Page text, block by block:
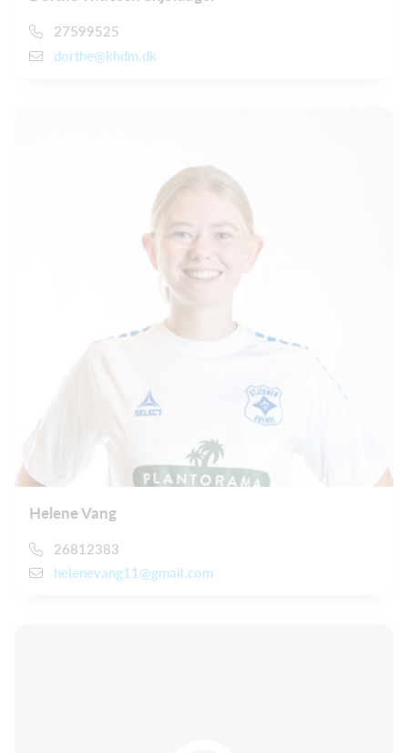
27599525
dorthe@khdm.dk
Helene Vang
26812383
helenevang11@gmail.com